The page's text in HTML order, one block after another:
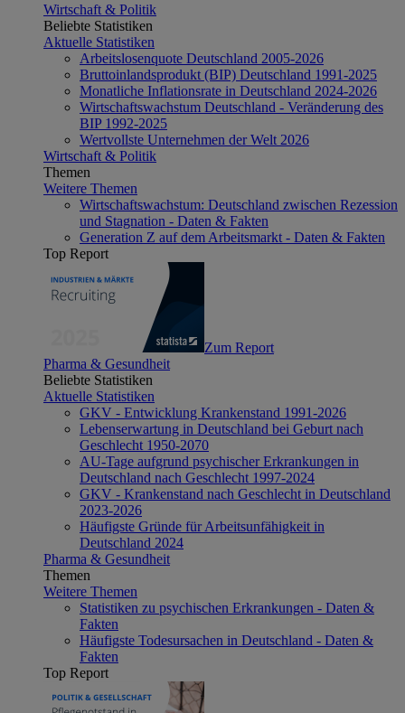
Wirtschaft & Politik
Beliebte Statistiken
Aktuelle Statistiken
Arbeitslosenquote Deutschland 2005-2026
Bruttoinlandsprodukt (BIP) Deutschland 1991-2025
Monatliche Inflationsrate in Deutschland 2024-2026
Wirtschaftswachstum Deutschland - Veränderung des
BIP 1992-2025
Wertvollste Unternehmen der Welt 2026
Wirtschaft & Politik
Themen
Weitere Themen
Wirtschaftswachstum: Deutschland zwischen Rezession
und Stagnation - Daten & Fakten
Generation Z auf dem Arbeitsmarkt - Daten & Fakten
Top Report
Zum Report
Pharma & Gesundheit
Beliebte Statistiken
Aktuelle Statistiken
GKV - Entwicklung Krankenstand 1991-2026
Lebenserwartung in Deutschland bei Geburt nach
Geschlecht 1950-2070
AU-Tage aufgrund psychischer Erkrankungen in
Deutschland nach Geschlecht 1997-2024
GKV - Krankenstand nach Geschlecht in Deutschland
2023-2026
Häufigste Gründe für Arbeitsunfähigkeit in
Deutschland 2024
Pharma & Gesundheit
Themen
Weitere Themen
Statistiken zu psychischen Erkrankungen - Daten &
Fakten
Häufigste Todesursachen in Deutschland - Daten &
Fakten
Top Report